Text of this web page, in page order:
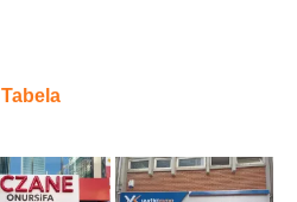
Tabela